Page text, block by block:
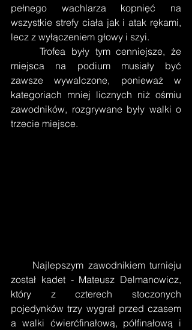
pełnego wachlarza kopnięć na
wszystkie strefy ciała jak i atak rękami,
lecz z wyłączeniem głowy i szyi.
     Trofea były tym cenniejsze, że
miejsca na podium musiały być
zawsze wywalczone, ponieważ w
kategoriach mniej licznych niż ośmiu
zawodników, rozgrywane były walki o
trzecie miejsce.
został kadet - Mateusz Delmanowicz,
który z czterech stoczonych
pojedynków trzy wygrał przed czasem
a walki ćwierćfinałową, półfinałową i